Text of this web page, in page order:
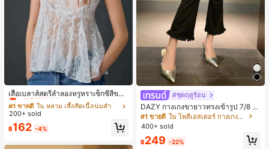
เสื้อเบลาส์สตรีลำลองหรูหราเซ็กซี่สีขาว
จับจีบลูกไม้เปิดหลังสำหรับฤดูร้อน
#1 ขายดี
เกือบหมดแล้ว!
#1 ขายดี
เกือบหมดแล้ว!
#1 ขายดี
เกือบหมดแล้ว!
#1 ขายดี
ใน หลวม เสื้อยืดเนื้อนุ่มสำหรับใส่ทุกวัน
200+ sold
฿162 -4%
#ชุดฤดูร้อน
DAZY กางเกงขายาวทรงเข้ารูป 7/8 ส่
วนสำหรับผู้หญิง กางเกงลำลอง กางเกง
เดรสผู้หญิง
#1 ขายดี
ใน โพลีเอสเตอร์ กางเกงผู้หญิง
400+ sold
฿249 -22%